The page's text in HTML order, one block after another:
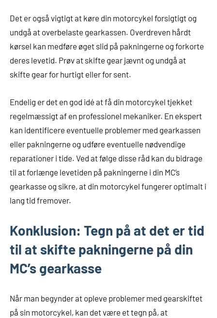
Det er også vigtigt at køre din motorcykel forsigtigt og
undgå at overbelaste gearkassen. Overdreven hårdt
kørsel kan medføre øget slid på pakningerne og forkorte
deres levetid. Prøv at skifte gear jævnt og undgå at
skifte gear for hurtigt eller for sent.
Endelig er det en god idé at få din motorcykel tjekket
regelmæssigt af en professionel mekaniker. En ekspert
kan identificere eventuelle problemer med gearkassen
eller pakningerne og udføre eventuelle nødvendige
reparationer i tide. Ved at følge disse råd kan du bidrage
til at forlænge levetiden på pakningerne i din MC’s
gearkasse og sikre, at din motorcykel fungerer optimalt i
lang tid fremover.
Konklusion: Tegn på at det er tid
til at skifte pakningerne på din
MC’s gearkasse
Når man begynder at opleve problemer med gearskiftet
på sin motorcykel, kan det være et tegn på, at